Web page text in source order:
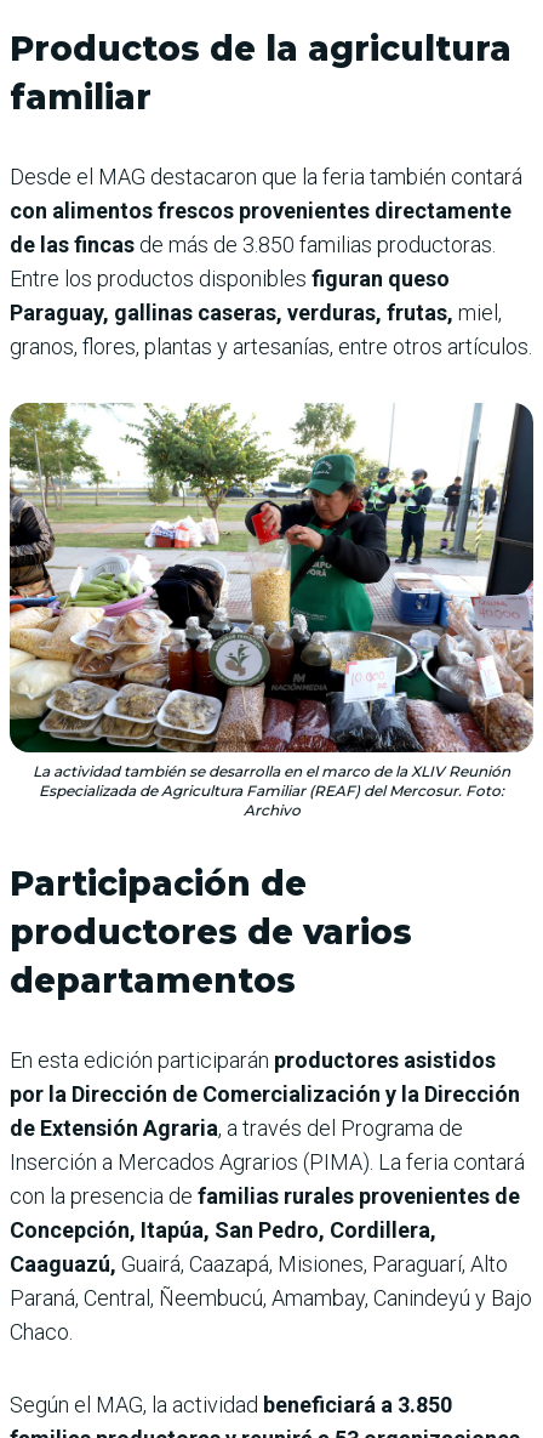
Productos de la agricultura
familiar
Desde el MAG destacaron que la feria también contará
con alimentos frescos provenientes directamente
de las fincas de más de 3.850 familias productoras.
Entre los productos disponibles figuran queso
Paraguay, gallinas caseras, verduras, frutas, miel,
granos, flores, plantas y artesanías, entre otros artículos.
La actividad también se desarrolla en el marco de la XLIV Reunión
Especializada de Agricultura Familiar (REAF) del Mercosur. Foto:
Archivo
Participación de
productores de varios
departamentos
En esta edición participarán productores asistidos
por la Dirección de Comercialización y la Dirección
de Extensión Agraria, a través del Programa de
Inserción a Mercados Agrarios (PIMA). La feria contará
con la presencia de familias rurales provenientes de
Concepción, Itapúa, San Pedro, Cordillera,
Caaguazú, Guairá, Caazapá, Misiones, Paraguarí, Alto
Paraná, Central, Ñeembucú, Amambay, Canindeyú y Bajo
Chaco.
Según el MAG, la actividad beneficiará a 3.850